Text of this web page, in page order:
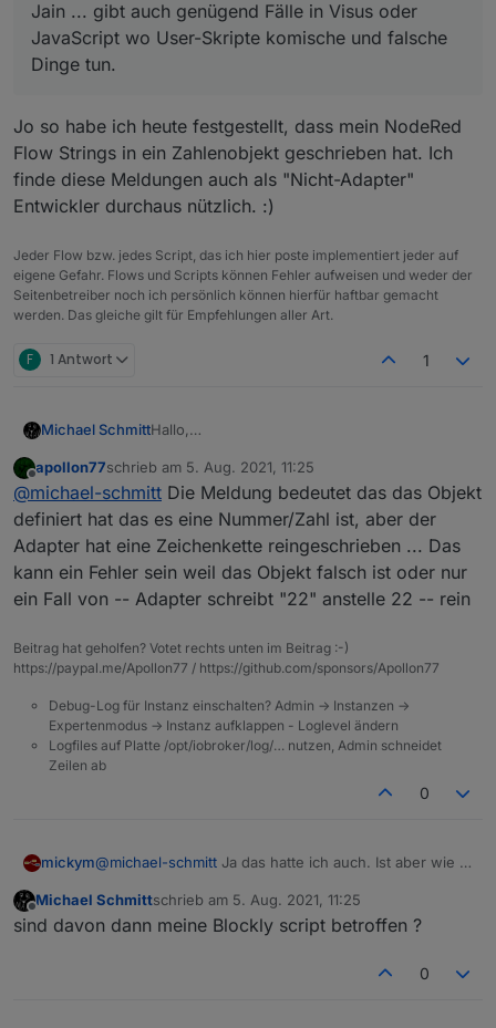
Das Logging der Meldungen erfolgt nur auf "info".
Sollte sich also mit deinem "warn/error per pushover
EDIT: Für Wled sollte richtung Wochenende ein
Update kommen (ml mindestens im Latest)
Datentyp geschrieben wird, sondern nur die
Entwickler!
JavaScript wo User-Skripte komische und falsche
Dinge tun.
Jain ... gibt auch genügend Fälle in Visus oder
JavaScript wo User-Skripte komische und falsche
Dinge tun.
Jo so habe ich heute festgestellt, dass mein NodeRed
Flow Strings in ein Zahlenobjekt geschrieben hat. Ich
finde diese Meldungen auch als "Nicht-Adapter"
Entwickler durchaus nützlich. :)
Jeder Flow bzw. jedes Script, das ich hier poste implementiert jeder auf
eigene Gefahr. Flows und Scripts können Fehler aufweisen und weder der
Seitenbetreiber noch ich persönlich können hierfür haftbar gemacht
werden. Das gleiche gilt für Empfehlungen aller Art.
F 1 Antwort 1
Michael SchmittHallo,
Offline
apollon77schrieb am 5. Aug. 2021, 11:25
zuletzt editiert von
@michael-schmitt Die Meldung bedeutet das das Objekt
definiert hat das es eine Nummer/Zahl ist, aber der
Adapter hat eine Zeichenkette reingeschrieben ... Das
kann ein Fehler sein weil das Objekt falsch ist oder nur
ein Fall von -- Adapter schreibt "22" anstelle 22 -- rein
Beitrag hat geholfen? Votet rechts unten im Beitrag :-)
https://paypal.me/Apollon77 / https://github.com/sponsors/Apollon77
Debug-Log für Instanz einschalten? Admin -> Instanzen ->
Expertenmodus -> Instanz aufklappen - Loglevel ändern
Logfiles auf Platte /opt/iobroker/log/… nutzen, Admin schneidet
Zeilen ab
0
mickym@michael-schmitt Ja das hatte ich auch. Ist aber wie in
Ich habe die Datenpunkte alle gelöscht (des
Callmonitors) und dann den Adapter neu gestartet und
Offline
Michael Schmittschrieb am 5. Aug. 2021, 11:25
zuletzt editiert von
sind davon dann meine Blockly script betroffen ?
0